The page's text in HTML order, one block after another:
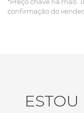
confirmação do